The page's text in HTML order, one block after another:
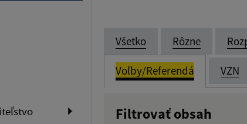
Všetko Rôzne
Voľby/Referendá VZN
Filtrovať obsah